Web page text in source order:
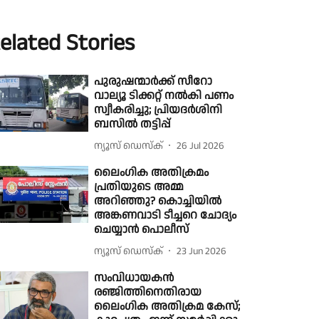
Stories
പുരുഷന്മാർക്ക് സീറോ
വാല്യൂ ടിക്കറ്റ് നൽകി പണം
സ്വീകരിച്ചു; പ്രിയദർശിനി
ബസിൽ തട്ടിപ്പ്
ന്യൂസ് ഡെസ്ക് 26 Jul 2026
ലൈംഗിക അതിക്രമം
പ്രതിയുടെ അമ്മ
അറിഞ്ഞു? കൊച്ചിയിൽ
അങ്കണവാടി ടീച്ചറെ ചോദ്യം
ചെയ്യാൻ പൊലീസ്
ന്യൂസ് ഡെസ്ക് 23 Jun 2026
സംവിധായകൻ
രഞ്ജിത്തിനെതിരായ
ലൈംഗിക അതിക്രമ കേസ്;